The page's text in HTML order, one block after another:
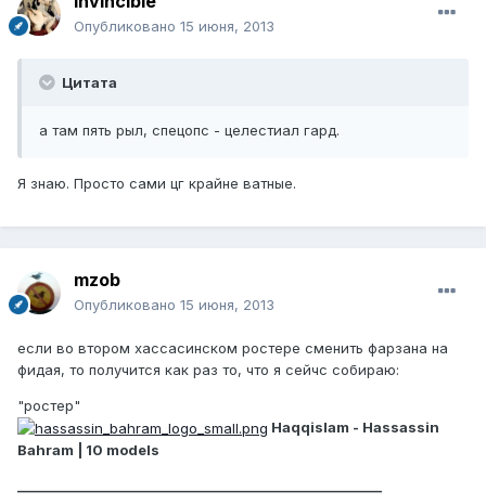
Опубликовано 15 июня, 2013
Цитата
а там пять рыл, спецопс - целестиал гард.
Я знаю. Просто сами цг крайне ватные.
mzob
Опубликовано 15 июня, 2013
если во втором хассасинском ростере сменить фарзана на
фидая, то получится как раз то, что я сейчс собираю:
"ростер"
Haqqislam - Hassassin
Bahram | 10 models